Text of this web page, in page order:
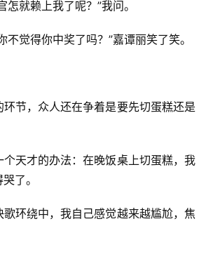
怎就赖上我了呢？”我问。
不觉得你中奖了吗？”嘉谭丽笑了笑。
节，众人还在争着是要先切蛋糕还是
天才的办法：在晚饭桌上切蛋糕，我
了。
环绕中，我自己感觉越来越尴尬，焦